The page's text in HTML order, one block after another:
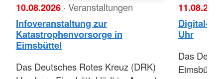
10.08.2026 · Veranstaltungen
Infoveranstaltung zur
Katastrophenvorsorge in
Eimsbüttel
Das Deutsches Rotes Kreuz (DRK)
Digital-
Uhr
Das